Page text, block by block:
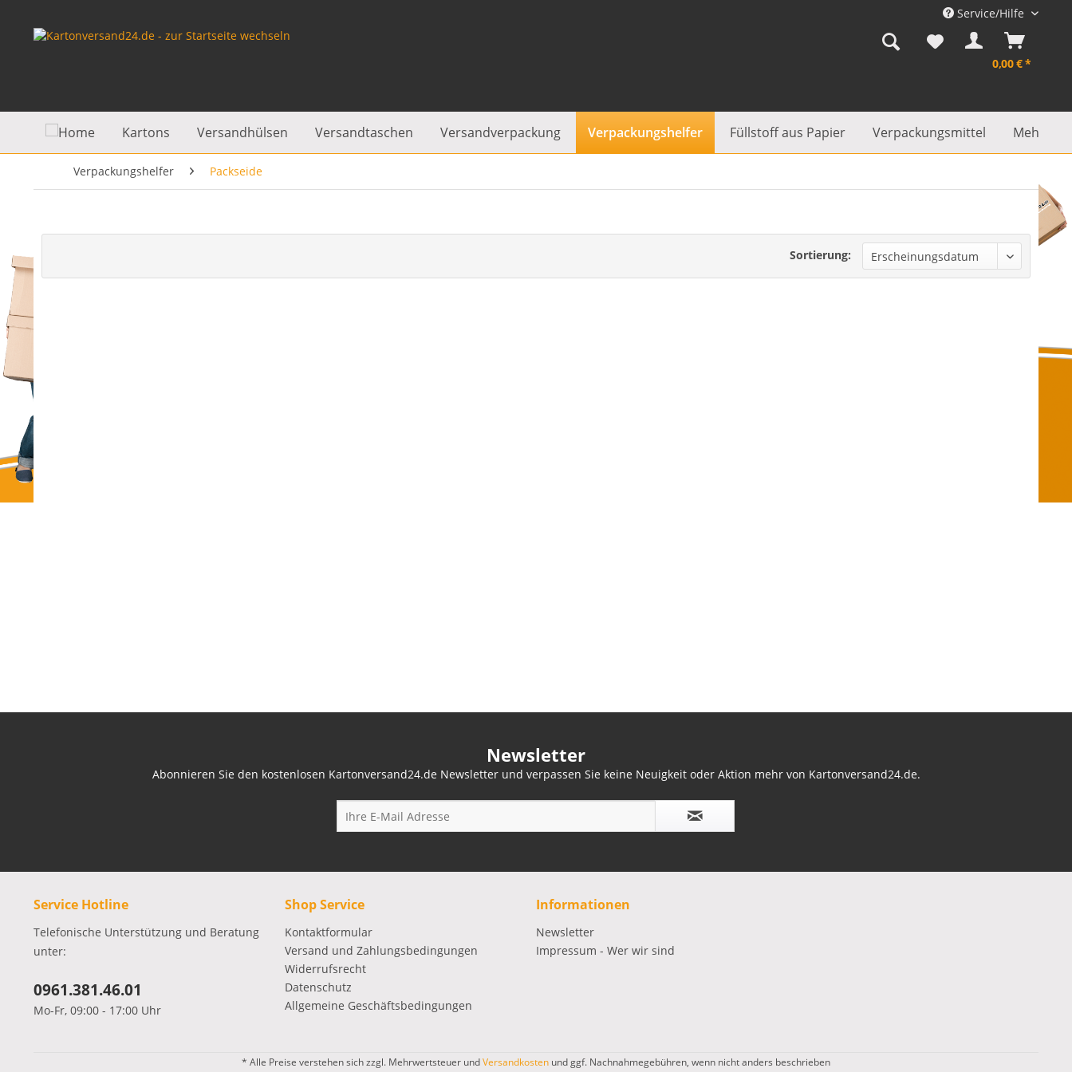
Service/Hilfe
0,00 € *
Kartons Versandhülsen Versandtaschen Versandverpackung Verpackungshelfer Füllstoff aus Papier Verpackungsmittel Mehr...
Verpackungshelfer Packseide
Sortierung:
Newsletter
Abonnieren Sie den kostenlosen Kartonversand24.de Newsletter und verpassen Sie keine Neuigkeit oder Aktion mehr von Kartonversand24.de.
Service Hotline
Telefonische Unterstützung und Beratung
unter:
0961.381.46.01
Mo-Fr, 09:00 - 17:00 Uhr
Shop Service
Kontaktformular
Versand und Zahlungsbedingungen
Widerrufsrecht
Datenschutz
Allgemeine Geschäftsbedingungen
Informationen
Newsletter
Impressum - Wer wir sind
* Alle Preise verstehen sich zzgl. Mehrwertsteuer undVersandkosten und ggf. Nachnahmegebühren, wenn nicht anders beschrieben